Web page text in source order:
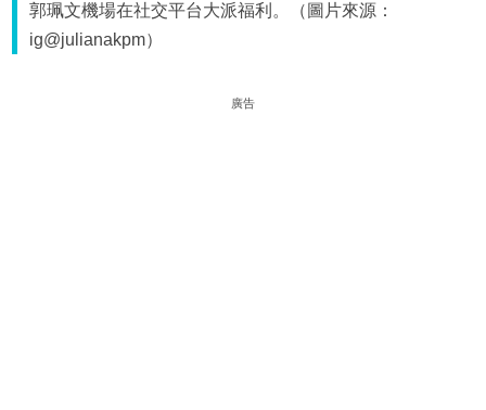
郭珮文機場在社交平台大派福利。（圖片來源：
ig@julianakpm）
廣告